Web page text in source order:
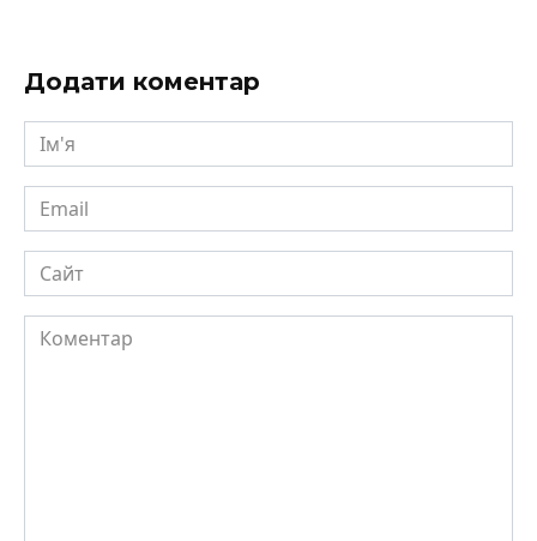
Додати коментар
Ім'я
Email
Сайт
Коментар